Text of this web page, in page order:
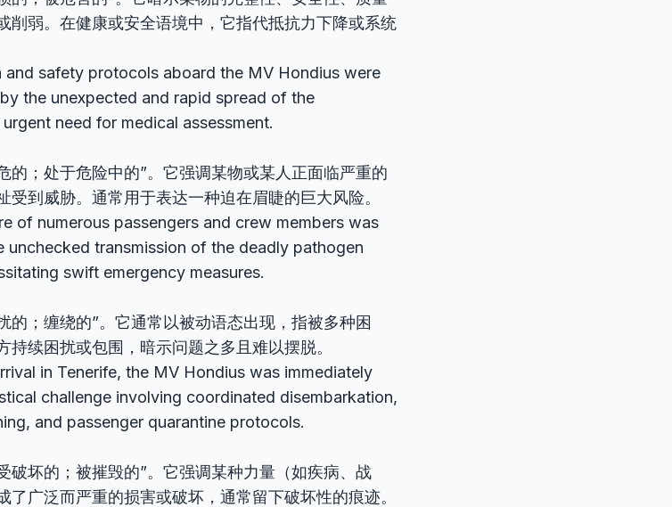
削弱。在健康或安全语境中，它指代抵抗力下降或系统
and safety protocols aboard the MV Hondius were
by the unexpected and rapid spread of the
need for medical assessment.
的；处于危险中的”。它强调某物或某人正面临严重的
受到威胁。通常用于表达一种迫在眉睫的巨大风险。
of numerous passengers and crew members was
unchecked transmission of the deadly pathogen
swift emergency measures.
的；缠绕的”。它通常以被动语态出现，指被多种困
持续困扰或包围，暗示问题之多且难以摆脱。
in Tenerife, the MV Hondius was immediately
challenge involving coordinated disembarkation,
and passenger quarantine protocols.
破坏的；被摧毁的”。它强调某种力量（如疾病、战
了广泛而严重的损害或破坏，通常留下破坏性的痕迹。